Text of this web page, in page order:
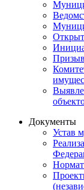
Документы
Устав